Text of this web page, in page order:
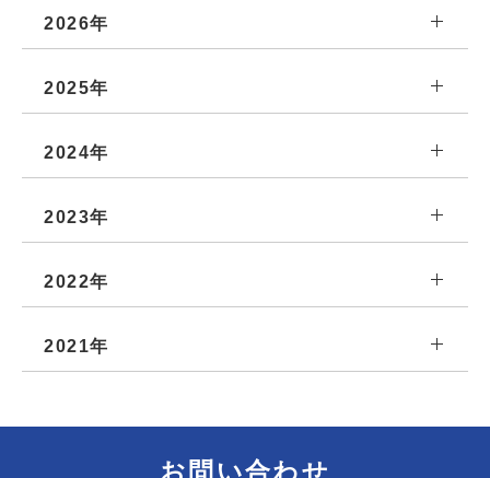
2026年
2025年
2024年
2023年
2022年
2021年
お問い合わせ